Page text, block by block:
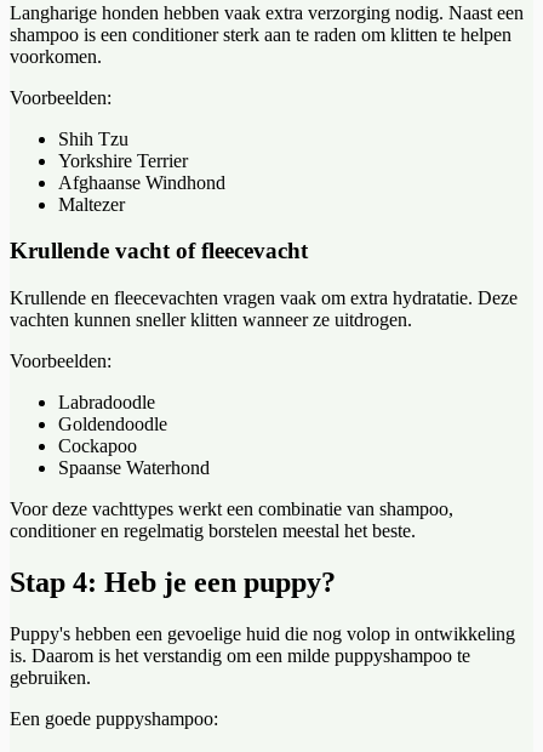
Langharige honden hebben vaak extra verzorging nodig. Naast een
shampoo is een conditioner sterk aan te raden om klitten te helpen
voorkomen.
Voorbeelden:
Shih Tzu
Yorkshire Terrier
Afghaanse Windhond
Maltezer
Krullende vacht of fleecevacht
Krullende en fleecevachten vragen vaak om extra hydratatie. Deze
vachten kunnen sneller klitten wanneer ze uitdrogen.
Voorbeelden:
Labradoodle
Goldendoodle
Cockapoo
Spaanse Waterhond
Voor deze vachttypes werkt een combinatie van shampoo,
conditioner en regelmatig borstelen meestal het beste.
Stap 4: Heb je een puppy?
Puppy's hebben een gevoelige huid die nog volop in ontwikkeling
is. Daarom is het verstandig om een milde puppyshampoo te
gebruiken.
Een goede puppyshampoo: